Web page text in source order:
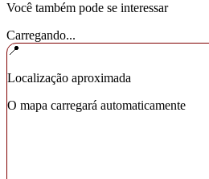
Você também pode se interessar
Carregando...
📍
Localização aproximada
O mapa carregará automaticamente